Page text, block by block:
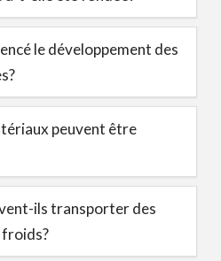
le développement des
peuvent être
ils transporter des
froids?